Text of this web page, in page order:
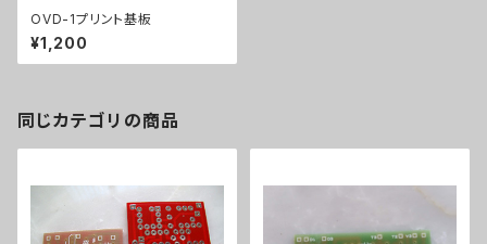
OVD-1プリント基板
¥1,200
同じカテゴリの商品